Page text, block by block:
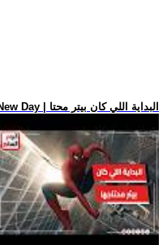
.. فيلم Spider-Man: Brand New Day | البداية اللي كان بيتر محتا